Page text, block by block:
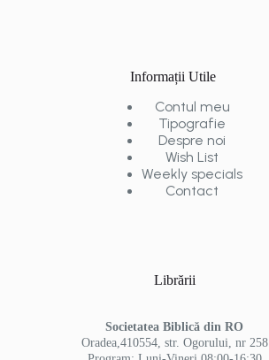
Informații Utile
Contul meu
Tipografie
Despre noi
Wish List
Weekly specials
Contact
Librării
Societatea Biblică din RO
Oradea,410554, str. Ogorului, nr 258